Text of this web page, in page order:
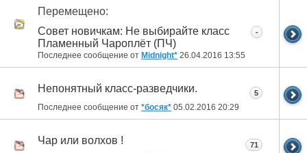
Перемещено:
Совет новичкам: Не выбирайте класс
Пламенный Чароплёт (ПЧ)
Последнее сообщение от Midnight* 26.04.2016 13:55
-
Непонятный класс-разведчики.
Последнее сообщение от *босяк* 05.02.2016 20:29
5
Чар или волхов ! 71